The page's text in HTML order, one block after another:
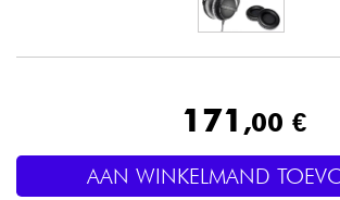
Drums & percussie
171 ,00 €
AAN WINKELMAND